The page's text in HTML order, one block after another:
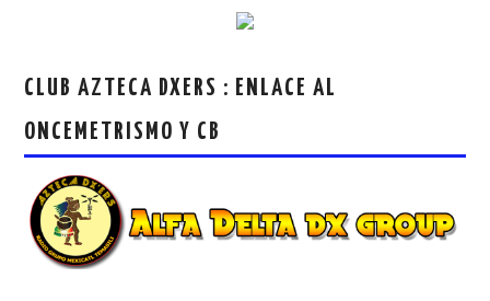
CLUB AZTECA DXERS : ENLACE AL
ONCEMETRISMO Y CB